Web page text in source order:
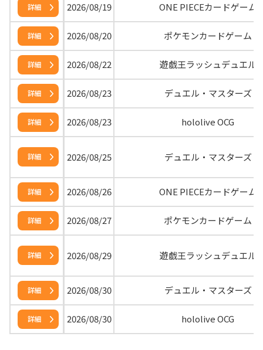
詳細 2026/08/19 ONE PIECEカードゲーム
詳細 2026/08/20 ポケモンカードゲーム
詳細 2026/08/22 遊戯王ラッシュデュエル
詳細 2026/08/23 デュエル・マスターズ
詳細 2026/08/23 hololive OCG
詳細 2026/08/25 デュエル・マスターズ
詳細 2026/08/26 ONE PIECEカードゲーム
詳細 2026/08/27 ポケモンカードゲーム
詳細 2026/08/29 遊戯王ラッシュデュエル
詳細 2026/08/30 デュエル・マスターズ
詳細 2026/08/30 hololive OCG